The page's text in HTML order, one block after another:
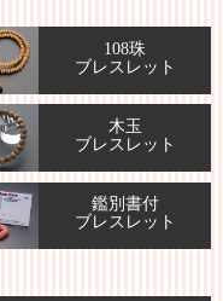
108珠
ブレスレット
木玉
ブレスレット
鑑別書付
ブレスレット